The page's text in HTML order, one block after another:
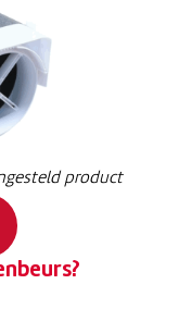
product